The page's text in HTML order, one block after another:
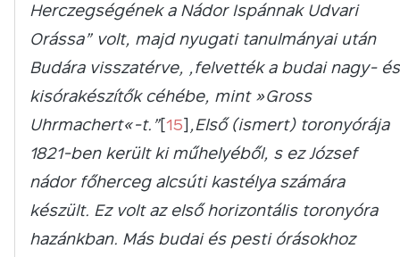
Herczegségének a Nádor Ispánnak Udvari
Orássa” volt, majd nyugati tanulmányai után
Budára visszatérve, „felvették a budai nagy- és
kisórakészítők céhébe, mint »Gross
Uhrmachert«-t.”[15] „Első (ismert) toronyórája
1821-ben került ki műhelyéből, s ez József
nádor főherceg alcsúti kastélya számára
készült. Ez volt az első horizontális toronyóra
hazánkban. Más budai és pesti órásokhoz